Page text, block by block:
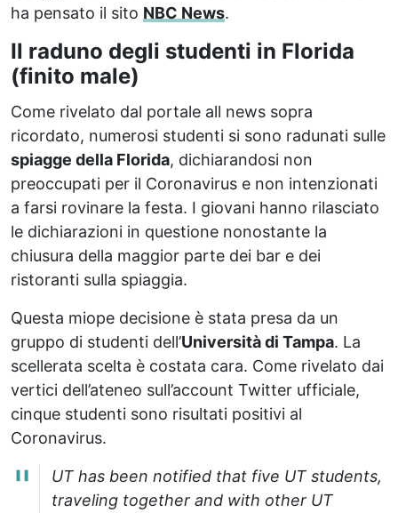
ha pensato il sito NBC News.
Il raduno degli studenti in Florida
(finito male)
Come rivelato dal portale all news sopra
ricordato, numerosi studenti si sono radunati sulle
spiagge della Florida, dichiarandosi non
preoccupati per il Coronavirus e non intenzionati
a farsi rovinare la festa. I giovani hanno rilasciato
le dichiarazioni in questione nonostante la
chiusura della maggior parte dei bar e dei
ristoranti sulla spiaggia.
Questa miope decisione è stata presa da un
gruppo di studenti dell’Università di Tampa. La
scellerata scelta è costata cara. Come rivelato dai
vertici dell’ateneo sull’account Twitter ufficiale,
cinque studenti sono risultati positivi al
Coronavirus.
UT has been notified that five UT students,
traveling together and with other UT